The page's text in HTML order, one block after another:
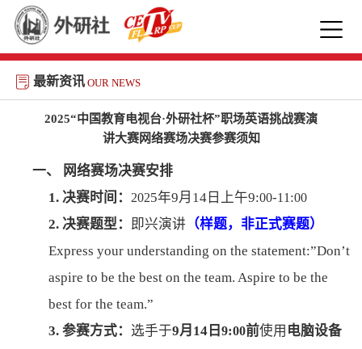
大赛通知
大赛章程
下载专区
登录 注册
最新资讯 OUR NEWS
2025“中国教育电视台·外研社杯”职场英语挑战赛演
讲大赛网络赛场决赛参赛须知
一、
网络赛场决赛安排
1. 决赛时间： 2025年9月 14日上午9:00-11:00
2. 决赛题型： 即兴演讲 （样题， 非正式赛题）
Express your understanding on the statement:”Don’t
aspire to be the best on the team. Aspire to be the
best for the team.”
3. 参赛方式： 选手于9月 14日 9:00前使用 电脑设备